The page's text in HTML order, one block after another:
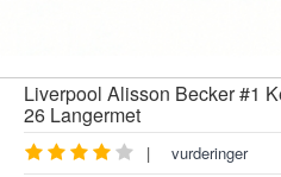
Liverpool Alisson Becker #1
26 Langermet
| vurderinger